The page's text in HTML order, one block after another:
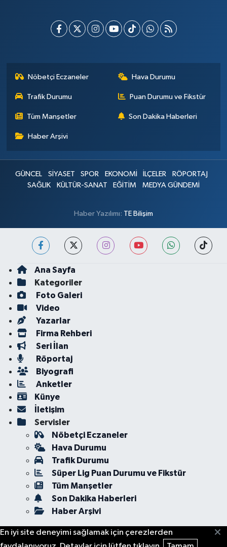
Nöbetçi Eczaneler Hava Durumu
Trafik Durumu Puan Durumu ve Fikstür
Tüm Manşetler Son Dakika Haberleri
Haber Arşivi
GÜNCEL SİYASET SPOR EKONOMİ İLÇELER
RÖPORTAJ
SAĞLIK
KÜLTÜR-SANAT EĞİTİM MEDYA GÜNDEMİ
Haber Yazılımı: TE Bilişim
Ana Sayfa
Kategoriler
Foto Galeri
Video
Yazarlar
Firma Rehberi
Seri İlan
Röportaj
Biyografi
Anketler
Künye
İletişim
Servisler
Nöbetçi Eczaneler
Hava Durumu
Trafik Durumu
Süper Lig Puan Durumu ve Fikstür
Tüm Manşetler
Son Dakika Haberleri
Haber Arşivi
En iyi site deneyimi sağlamak için çerezlerden